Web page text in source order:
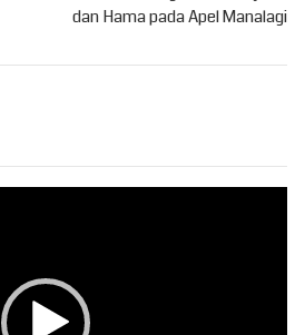
dan Hama pada Apel Manalagi